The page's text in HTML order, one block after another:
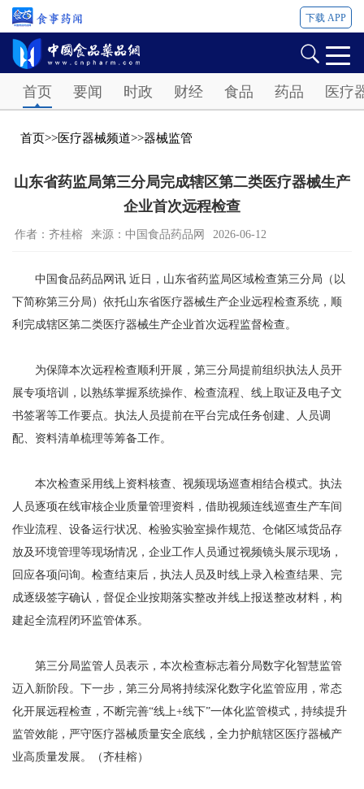
下载 APP
首页 要闻 时政 财经 食品 药品 医疗
首页>>医疗器械频道>>器械监管
山东省药监局第三分局完成辖区第二类医疗器械生产
企业首次远程检查
作者：齐桂榕 来源：中国食品药品网 2026-06-12
中国食品药品网讯 近日，山东省药监局区域检查第三分局（以
下简称第三分局）依托山东省医疗器械生产企业远程检查系统，顺
利完成辖区第二类医疗器械生产企业首次远程监督检查。
为保障本次远程检查顺利开展，第三分局提前组织执法人员开
展专项培训，以熟练掌握系统操作、检查流程、线上取证及电子文
书签署等工作要点。执法人员提前在平台完成任务创建、人员调
配、资料清单梳理等筹备工作。
本次检查采用线上资料核查、视频现场巡查相结合模式。执法
人员逐项在线审核企业质量管理资料，借助视频连线巡查生产车间
作业流程、设备运行状况、检验实验室操作规范、仓储区域货品存
放及环境管理等现场情况，企业工作人员通过视频镜头展示现场，
回应各项问询。检查结束后，执法人员及时线上录入检查结果、完
成逐级签字确认，督促企业按期落实整改并线上报送整改材料，构
建起全流程闭环监管体系。
第三分局监管人员表示，本次检查标志着分局数字化智慧监管
迈入新阶段。下一步，第三分局将持续深化数字化监管应用，常态
化开展远程检查，不断完善“线上+线下”一体化监管模式，持续提升
监管效能，严守医疗器械质量安全底线，全力护航辖区医疗器械产
业高质量发展。（齐桂榕）